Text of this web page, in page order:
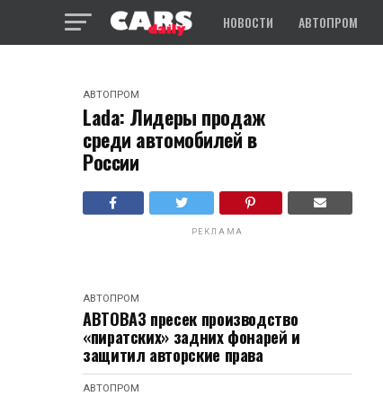
НОВОСТИ АВТОПРОМ
АВТОПРОМ
Lada: Лидеры продаж
среди автомобилей в
России
РЕКЛАМА
АВТОПРОМ
АВТОВАЗ пресек производство
«пиратских» задних фонарей и
защитил авторские права
АВТОПРОМ